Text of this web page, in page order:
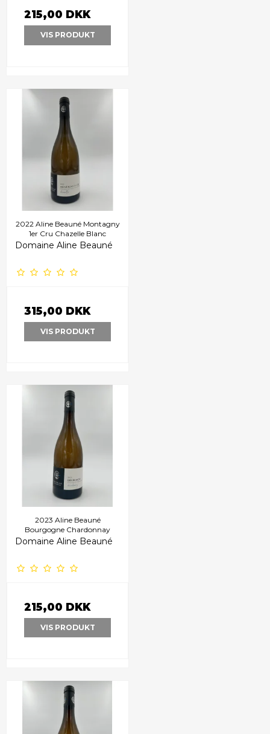
215,00 DKK
VIS PRODUKT
2022 Aline Beauné Montagny
1er Cru Chazelle Blanc
Domaine Aline Beauné
315,00 DKK
VIS PRODUKT
2023 Aline Beauné
Bourgogne Chardonnay
Domaine Aline Beauné
215,00 DKK
VIS PRODUKT